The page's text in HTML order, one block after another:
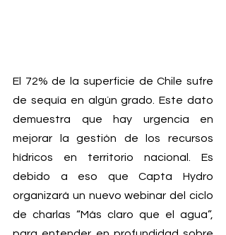
El 72% de la superficie de Chile sufre
de sequía en algún grado. Este dato
demuestra que hay urgencia en
mejorar la gestión de los recursos
hídricos en territorio nacional. Es
debido a eso que Capta Hydro
organizará un nuevo webinar del ciclo
de charlas “Más claro que el agua”,